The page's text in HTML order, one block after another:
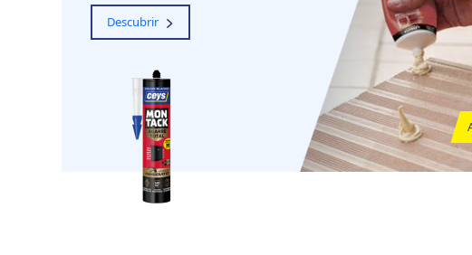
Descubrir